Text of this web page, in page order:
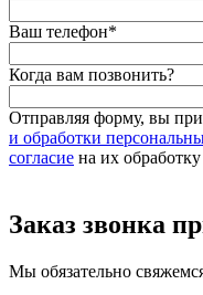
Ваш телефон*
Когда вам позвонить?
Отправляя форму, вы
и обработки
согласие на их обработку
Заказ звонка
Мы обязательно